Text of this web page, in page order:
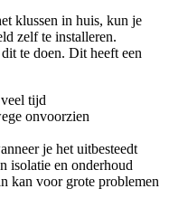
klussen in huis, kun je
zelf te installeren.
te doen. Dit heeft een
tijd
onvoorzien
je het uitbesteedt
isolatie en onderhoud
kan voor grote problemen